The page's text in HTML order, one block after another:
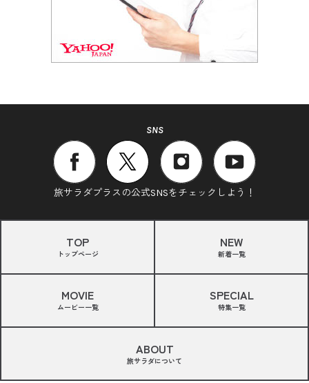
SNS
旅サラダプラスの公式SNSをチェックしよう！
TOP
トップページ
NEW
新着一覧
MOVIE
ムービー一覧
SPECIAL
特集一覧
ABOUT
旅サラダについて